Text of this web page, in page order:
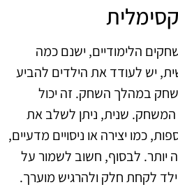
הלימודיים, ישנם כמה
יש לעודד את הילדים להביע
במהלך השחק. זה יכול
המשחק. שנית, ניתן לשלב את
כמו יצירה או ניסויים מדעיים,
יותר. לבסוף, חשוב לשמור על
לקחת חלק ולהרגיש מוערך.